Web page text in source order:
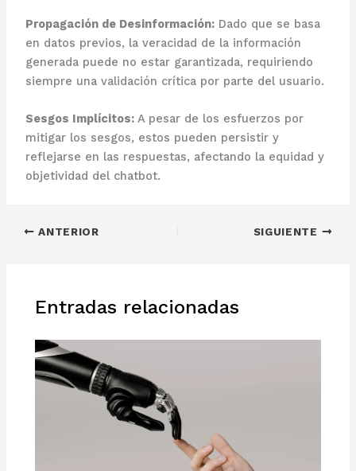
Propagación de Desinformación:Dado que se basa
en datos previos, la veracidad de la información
generada puede no estar garantizada, requiriendo
siempre una validación crítica por parte del usuario.
Sesgos Implícitos:A pesar de los esfuerzos por
mitigar los sesgos, estos pueden persistir y
reflejarse en las respuestas, afectando la equidad y
objetividad del chatbot.
ANTERIOR SIGUIENTE
Entradas relacionadas